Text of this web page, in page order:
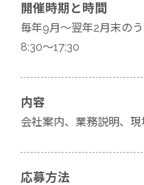
開催時期と時間
毎年9月～翌年2月末の
8:30～17:30
内容
会社案内、業務説明、現
応募方法